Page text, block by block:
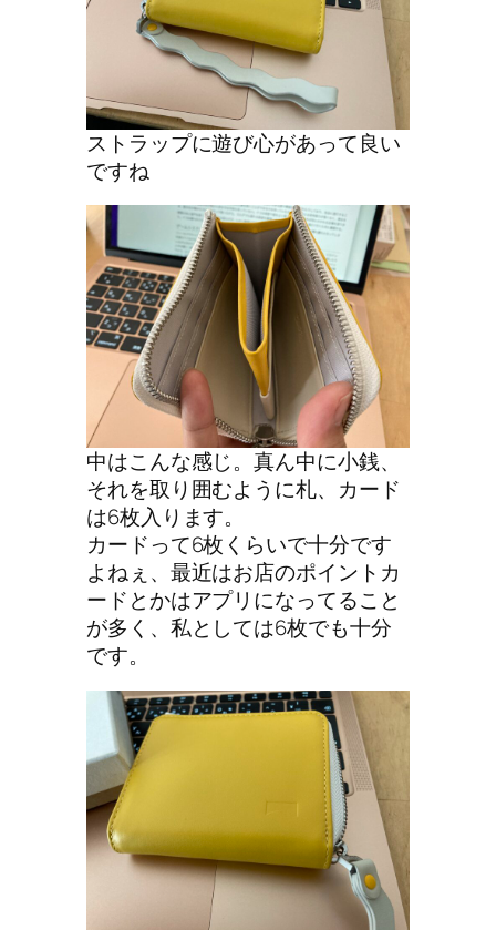
ストラップに遊び心があって良い
ですね
中はこんな感じ。真ん中に小銭、
それを取り囲むように札、カード
は6枚入ります。
カードって6枚くらいで十分です
よねぇ、最近はお店のポイントカ
ードとかはアプリになってること
が多く、私としては6枚でも十分
です。